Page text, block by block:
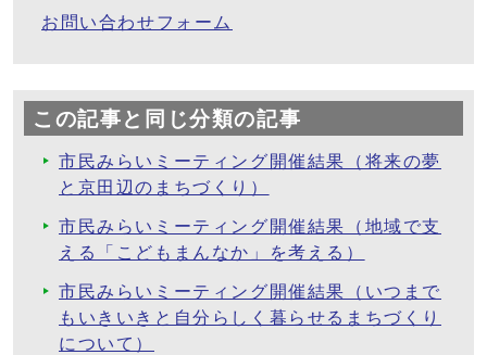
お問い合わせフォーム
この記事と同じ分類の記事
市民みらいミーティング開催結果（将来の夢
と京田辺のまちづくり）
市民みらいミーティング開催結果（地域で支
える「こどもまんなか」を考える）
市民みらいミーティング開催結果（いつまで
もいきいきと自分らしく暮らせるまちづくり
について）